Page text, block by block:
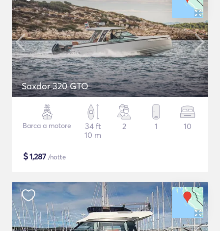
Saxdor 320 GTO
Barca a motore
34 ft
10 m
2 1 10
$1,287 /notte